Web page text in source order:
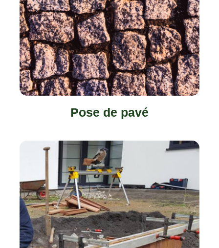
Pose de pavé